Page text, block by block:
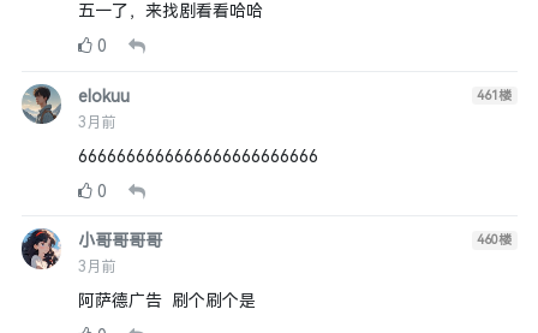
五一了，来找剧看看哈哈
0
elokuu
3月前
461楼
6666666666666666666666666
0
小哥哥哥哥
3月前
460楼
阿萨德广告 刷个刷个是